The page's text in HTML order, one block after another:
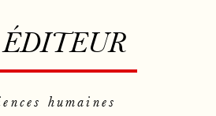
ÉDITEUR
humaines